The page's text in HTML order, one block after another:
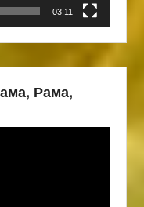
03:11
Рама,